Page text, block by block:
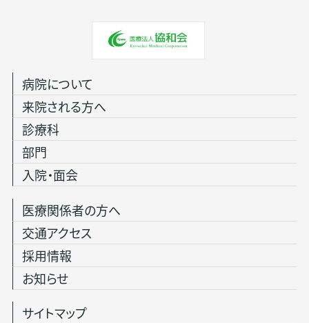
病院について
来院される方へ
診療科
部門
入院・面会
医療関係者の方へ
交通アクセス
採用情報
お知らせ
サイトマップ